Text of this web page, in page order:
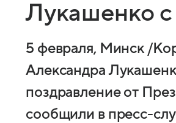
Лукашенко
5 февраля, Минск /
Александра
поздравление от
сообщили в пресс-